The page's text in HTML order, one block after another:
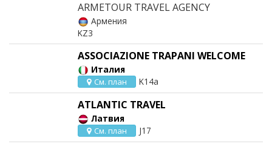
ARMETOUR TRAVEL AGENCY
Армения
KZ3
ASSOCIAZIONE TRAPANI WELCOME
Италия
См. план K14a
ATLANTIC TRAVEL
Латвия
См. план J17